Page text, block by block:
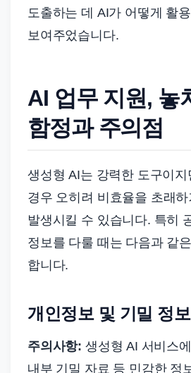
도출하는 데 AI가 어떻게 활
보여주었습니다.
AI 업무 지원, 놓
함정과 주의점
생성형 AI는 강력한 도구이
경우 오히려 비효율을 초래
발생시킬 수 있습니다. 특히
정보를 다룰 때는 다음과 같
합니다.
개인정보 및 기밀 정
주의사항: 생성형 AI 서비스
내부 기밀 자료 등 민감한 정